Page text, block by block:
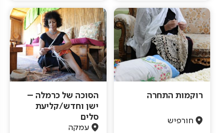
רוקמות התחרה
חורפיש
הסוכה של כרמלה –
ישן וחדש/קליעת
סלים
עמקה